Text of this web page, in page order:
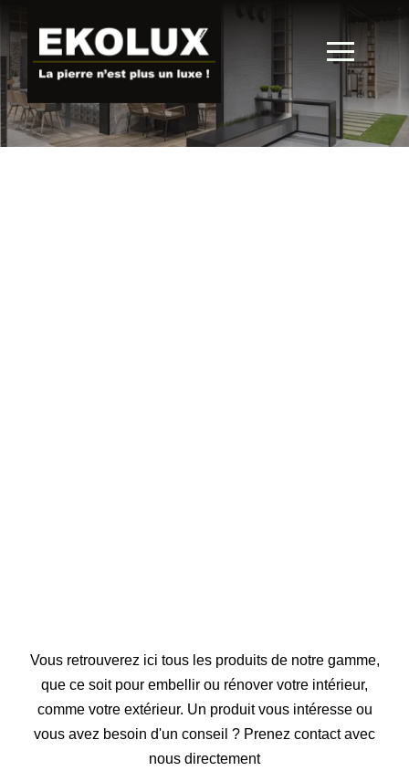
Vous retrouverez ici tous les produits de notre gamme,
que ce soit pour embellir ou rénover votre intérieur,
comme votre extérieur. Un produit vous intéresse ou
vous avez besoin d'un conseil ? Prenez contact avec
nous directement